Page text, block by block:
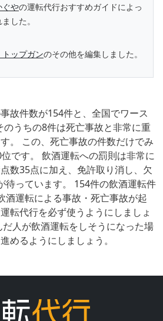
ぐやの運転代行おすすめガイドによっ
した。
ップガンのその他を編集しました。
故件数が154件と、全国でワース
のうちの8件は死亡事故と非常に重
。 この、死亡事故の件数だけでみ
です。 飲酒運転への罰則は非常に
数35点に加え、免許取り消し、欠
待っています。 154件の飲酒運転件
酒運転による事故・死亡事故が起
転代行を必ず使うようにしましょ
人が飲酒運転をしそうになった場
めるようにしましょう。